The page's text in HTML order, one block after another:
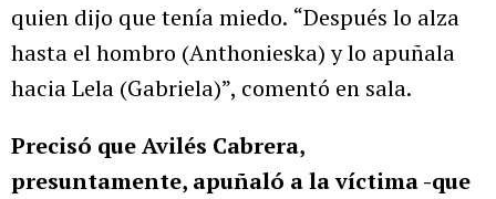
quien dijo que tenía miedo. “Después lo alza
hasta el hombro (Anthonieska) y lo apuñala
hacia Lela (Gabriela)”, comentó en sala.
Precisó que Avilés Cabrera,
presuntamente, apuñaló a la víctima -que